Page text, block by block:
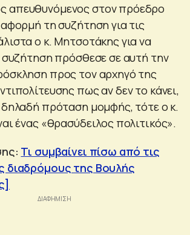
απευθυνόμενος στον πρόεδρο
τη συζήτηση για τις
ο κ. Μητσοτάκης για να
συζήτηση πρόσθεσε σε αυτή την
προς τον αρχηγό της
πως αν δεν το κάνει,
δηλαδή πρόταση μομφής, τότε ο κ.
ένας «θρασύδειλος πολιτικός».
Τι συμβαίνει πίσω από τις
διαδρόμους της Βουλής